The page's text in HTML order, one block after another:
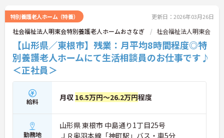
特別養護老人ホーム（特養） 更新日：2026年03月26日
社会福祉法人明東会特別養護老人ホームおさなぎ 社会福祉法人明東会
【山形県／東根市】残業：月平均8時間程度◎特
別養護老人ホームにて生活相談員のお仕事です♪
＜正社員＞
給料 月収 16.5万円～26.2万円程度
勤務地
山形県 東根市 中島通り1丁目25号
ＪＲ奥羽本線「神町駅」バス・車5分